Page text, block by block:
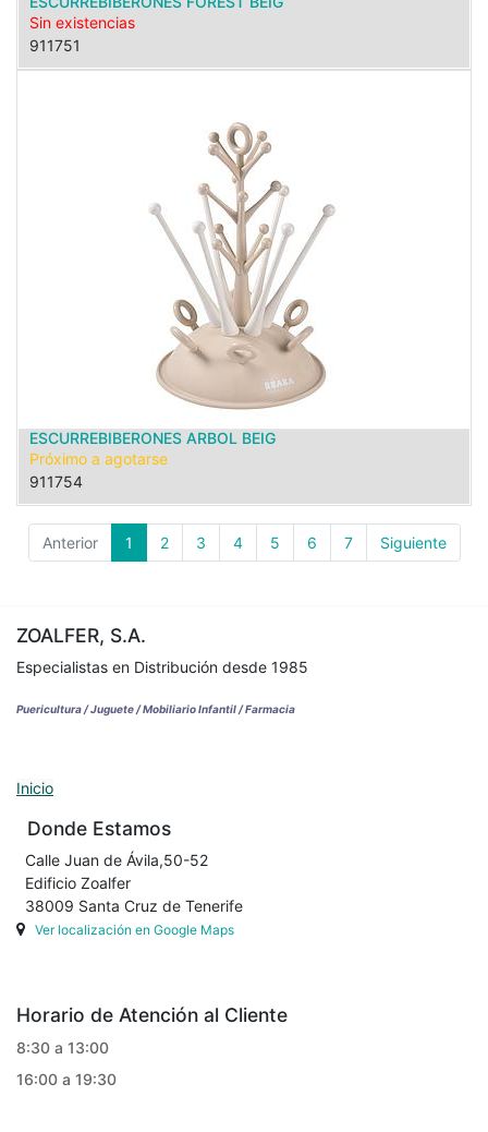
Sin existencias
911751
ESCURREBIBERONES ARBOL BEIG
Próximo a agotarse
911754
Anterior 1 2 3 4 5 6 7 Siguiente
ZOALFER, S.A.
Especialistas en Distribución desde 1985
Puericultura / Juguete / Mobiliario Infantil / Farmacia
Inicio
Donde Estamos
Calle Juan de Ávila,50-52
Edificio Zoalfer
38009 Santa Cruz de Tenerife
Ver localización en Google Maps
Horario de Atención al Cliente
8:30 a 13:00
16:00 a 19:30